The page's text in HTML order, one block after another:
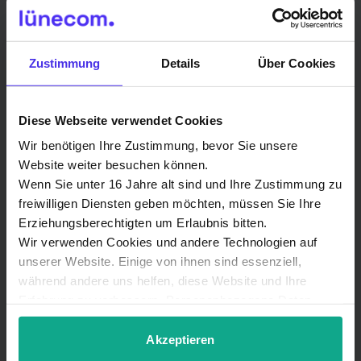
Zustimmung Details Über Cookies
Diese Webseite verwendet Cookies
Wir benötigen Ihre Zustimmung, bevor Sie unsere
Website weiter besuchen können.
Wenn Sie unter 16 Jahre alt sind und Ihre Zustimmung zu
freiwilligen Diensten geben möchten, müssen Sie Ihre
Erziehungsberechtigten um Erlaubnis bitten.
Wir verwenden Cookies und andere Technologien auf
unserer Website. Einige von ihnen sind essenziell,
während andere uns helfen, diese Website und Ihre
können verarbeitet werden (z. B. IP-Adressen), z. B. für
personalisierte Anzeigen und Inhalte oder Anzeigen- und
Inhaltsmessung. Weitere Informationen über die
Akzeptieren
Vertriebs- und Technikpartner
Helmut Schanz
Norderhaffdeich 5
25849 Pellworm
Tel.: 04844-7693226
info@edv-schanz.de
www.edv-schanz.de